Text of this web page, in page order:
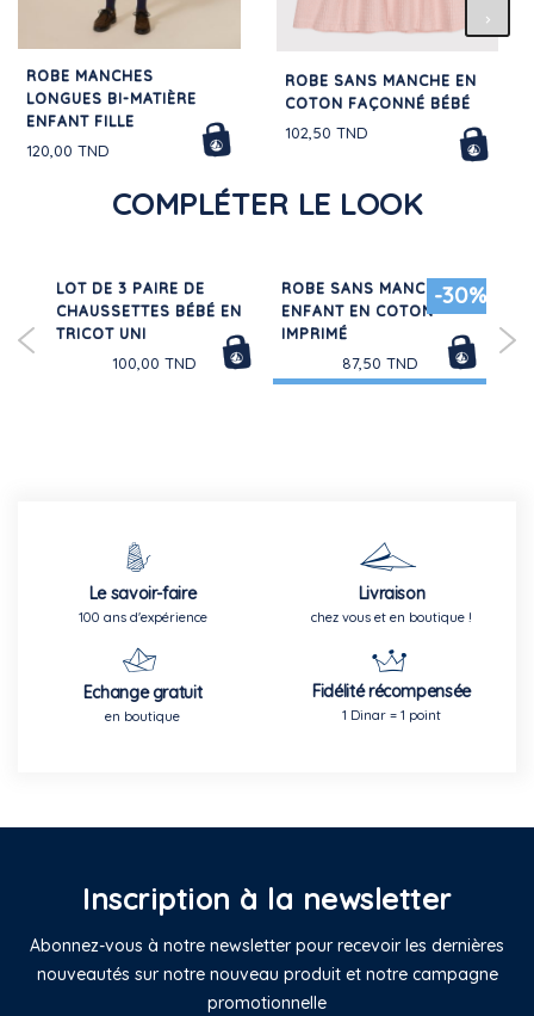
ROBE MANCHES
LONGUES BI-MATIÈRE
ENFANT FILLE
120,00 TND
ROBE SANS MANCHE EN
COTON FAÇONNÉ BÉBÉ
102,50 TND
COMPLÉTER LE LOOK
LOT DE 3 PAIRE DE
CHAUSSETTES BÉBÉ EN
TRICOT UNI
100,00 TND
-30%
ROBE SANS MANCHES
ENFANT EN COTON
IMPRIMÉ
87,50 TND
Le savoir-faire
100 ans d'expérience
Livraison
chez vous et en boutique !
Echange gratuit
en boutique
Fidélité récompensée
1 Dinar = 1 point
Inscription à la newsletter
Abonnez-vous à notre newsletter pour recevoir les dernières
nouveautés sur notre nouveau produit et notre campagne
promotionnelle